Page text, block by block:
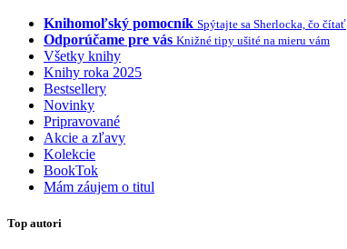
Knihomoľský pomocník Spýtajte sa Sherlocka, čo čítať
Odporúčame pre vás Knižné tipy ušité na mieru vám
Všetky knihy
Knihy roka 2025
Bestsellery
Novinky
Pripravované
Akcie a zľavy
Kolekcie
BookTok
Mám záujem o titul
Top autori